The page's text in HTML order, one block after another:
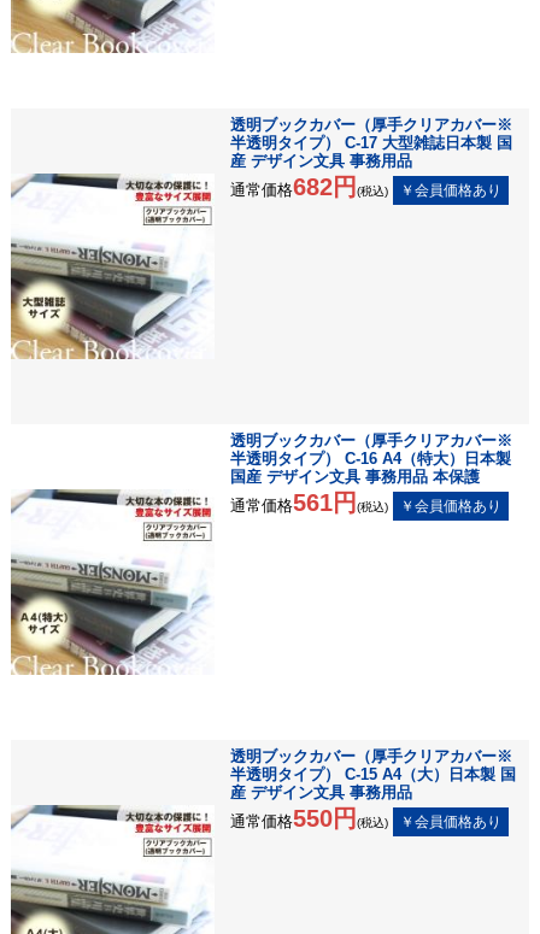
透明ブックカバー（厚手クリアカバー※
半透明タイプ） C-17 大型雑誌日本製 国
産 デザイン文具 事務用品
通常価格682円 (税込)
透明ブックカバー（厚手クリアカバー※
半透明タイプ） C-16 A4（特大）日本製
国産 デザイン文具 事務用品 本保護
通常価格561円 (税込)
透明ブックカバー（厚手クリアカバー※
半透明タイプ） C-15 A4（大）日本製 国
産 デザイン文具 事務用品
通常価格550円 (税込)